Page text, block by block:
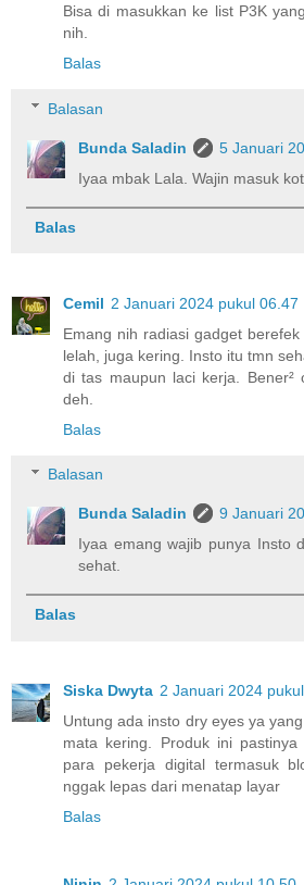
Bisa di masukkan ke list P3K
nih.
Balas
Balasan
Bunda Saladin
5 Januari
Iyaa mbak Lala. Wajin masuk
Balas
Cemil 2 Januari 2024 pukul 06.47
Emang nih radiasi gadget
lelah, juga kering. Insto itu tmn
di tas maupun laci kerja. Bener²
deh.
Balas
Balasan
Bunda Saladin
9 Januari
Iyaa emang wajib punya Insto
sehat.
Balas
Siska Dwyta 2 Januari 2024
Untung ada insto dry eyes ya
mata kering. Produk ini
para pekerja digital termasuk
nggak lepas dari menatap layar
Balas